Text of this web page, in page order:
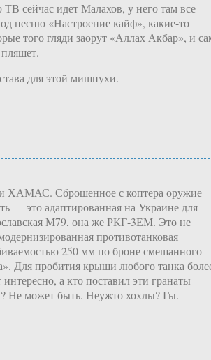
сейчас идет Малахов, у него там все
песню «Настроение кайф», какие-то
того гляди заорут «Аллах Акбар», и
для этой мишпухи.
ХАМАС. Сброшенное с коптера оружие
— это адаптированная на Украине для
М79, она же РКГ-3ЕМ. Это не
противотанковая
250 мм по броне смешанного
Для пробития крыши любого танка
а кто поставил эти гранаты
может быть. Неужто хохлы? Гы.